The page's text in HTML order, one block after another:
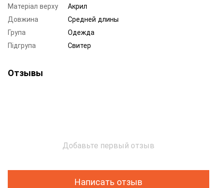
Матеріал верху
Акрил
Довжина
Средней длины
Група
Одежда
Підгрупа
Свитер
Отзывы
Добавьте первый отзыв
Написать отзыв